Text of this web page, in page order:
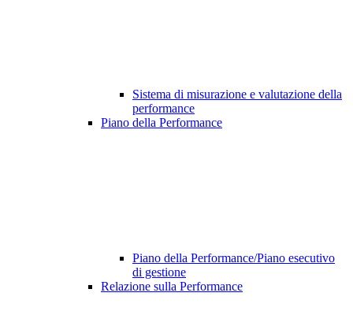
Sistema di misurazione e valutazione della
performance
Piano della Performance
Piano della Performance/Piano esecutivo
di gestione
Relazione sulla Performance